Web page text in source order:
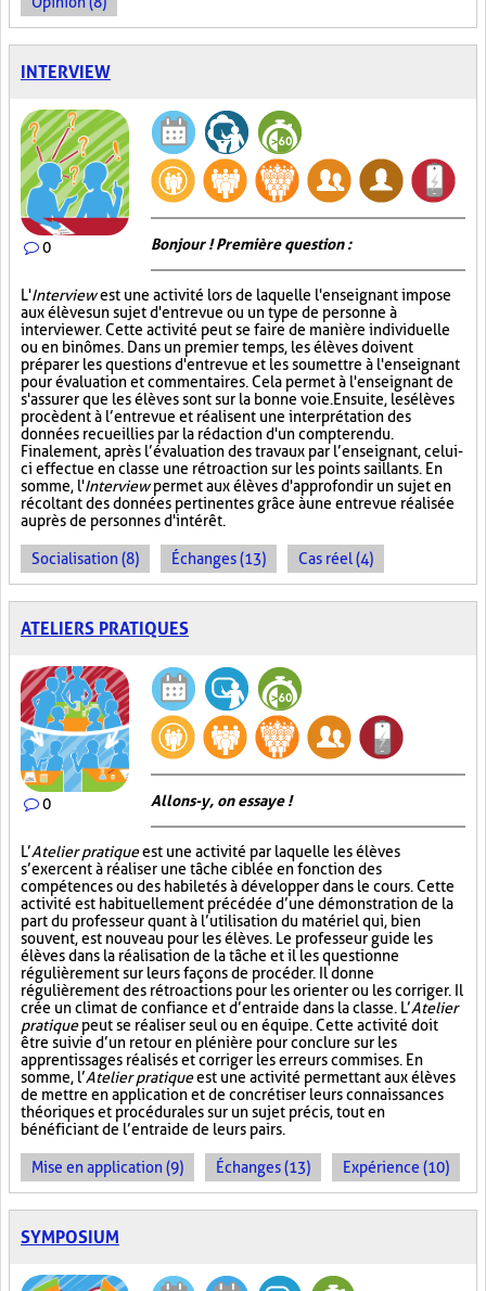
INTERVIEW
0 Bonjour ! Première question :
L'Interviewest une activité lors de laquelle l'enseignant impose
aux élèves un sujet d'entrevue ou un type de personne à
interviewer. Cette activité peut se faire de manière individuelle
ou en binômes. Dans un premier temps, les élèves doivent
préparer les questions d'entrevue et les soumettre à l'enseignant
pour évaluation et commentaires. Cela permet à l'enseignant de
s'assurer que les élèves sont sur la bonne voie. Ensuite, les élèves
procèdent à l’entrevue et réalisent une interprétation des
données recueillies par la rédaction d'un compte rendu.
Finalement, après l’évaluation des travaux par l’enseignant, celui-
ci effectue en classe une rétroaction sur les points saillants. En
somme, l'Interviewpermet aux élèves d'approfondir un sujet en
récoltant des données pertinentes grâce à une entrevue réalisée
auprès de personnes d'intérêt.
Socialisation (8) Échanges (13) Cas réel (4)
ATELIERS PRATIQUES
0 Allons-y, on essaye !
L’Atelier pratiqueest une activité par laquelle les élèves
s’exercent à réaliser une tâche ciblée en fonction des
compétences ou des habiletés à développer dans le cours. Cette
activité est habituellement précédée d’une démonstration de la
part du professeur quant à l’utilisation du matériel qui, bien
souvent, est nouveau pour les élèves. Le professeur guide les
élèves dans la réalisation de la tâche et il les questionne
régulièrement sur leurs façons de procéder. Il donne
régulièrement des rétroactions pour les orienter ou les corriger. Il
crée un climat de confiance et d’entraide dans la classe. L’Atelier
pratiquepeut se réaliser seul ou en équipe. Cette activité doit
être suivie d’un retour en plénière pour conclure sur les
apprentissages réalisés et corriger les erreurs commises. En
somme, l’Atelier pratiqueest une activité permettant aux élèves
de mettre en application et de concrétiser leurs connaissances
théoriques et procédurales sur un sujet précis, tout en
bénéficiant de l’entraide de leurs pairs.
Mise en application (9) Échanges (13) Expérience (10)
SYMPOSIUM